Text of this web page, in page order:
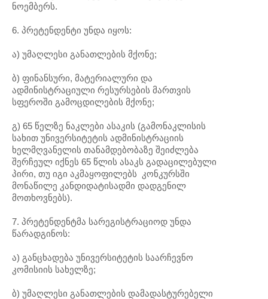
ნოემბერს.
6. პრეტენდენტი უნდა იყოს:
ა) უმაღლესი განათლების მქონე;
ბ) ფინანსური, მატერიალური და
ადმინისტრაციული რესურსების მართვის
სფეროში გამოცდილების მქონე;
გ) 65 წელზე ნაკლები ასაკის (გამონაკლისის
სახით უნივერსიტეტის ადმინისტრაციის
ხელმღვანელის თანამდებობაზე შეიძლება
შერჩეულ იქნეს 65 წლის ასაკს გადაცილებული
პირი, თუ იგი აკმაყოფილებს კონკურსში
მონაწილე კანდიდატისადმი დადგენილ
მოთხოვნებს).
7. პრეტენდენტმა სარეგისტრაციოდ უნდა
წარადგინოს:
ა) განცხადება უნივერსიტეტის საარჩევნო
კომისიის სახელზე;
ბ) უმაღლესი განათლების დამადასტურებელი